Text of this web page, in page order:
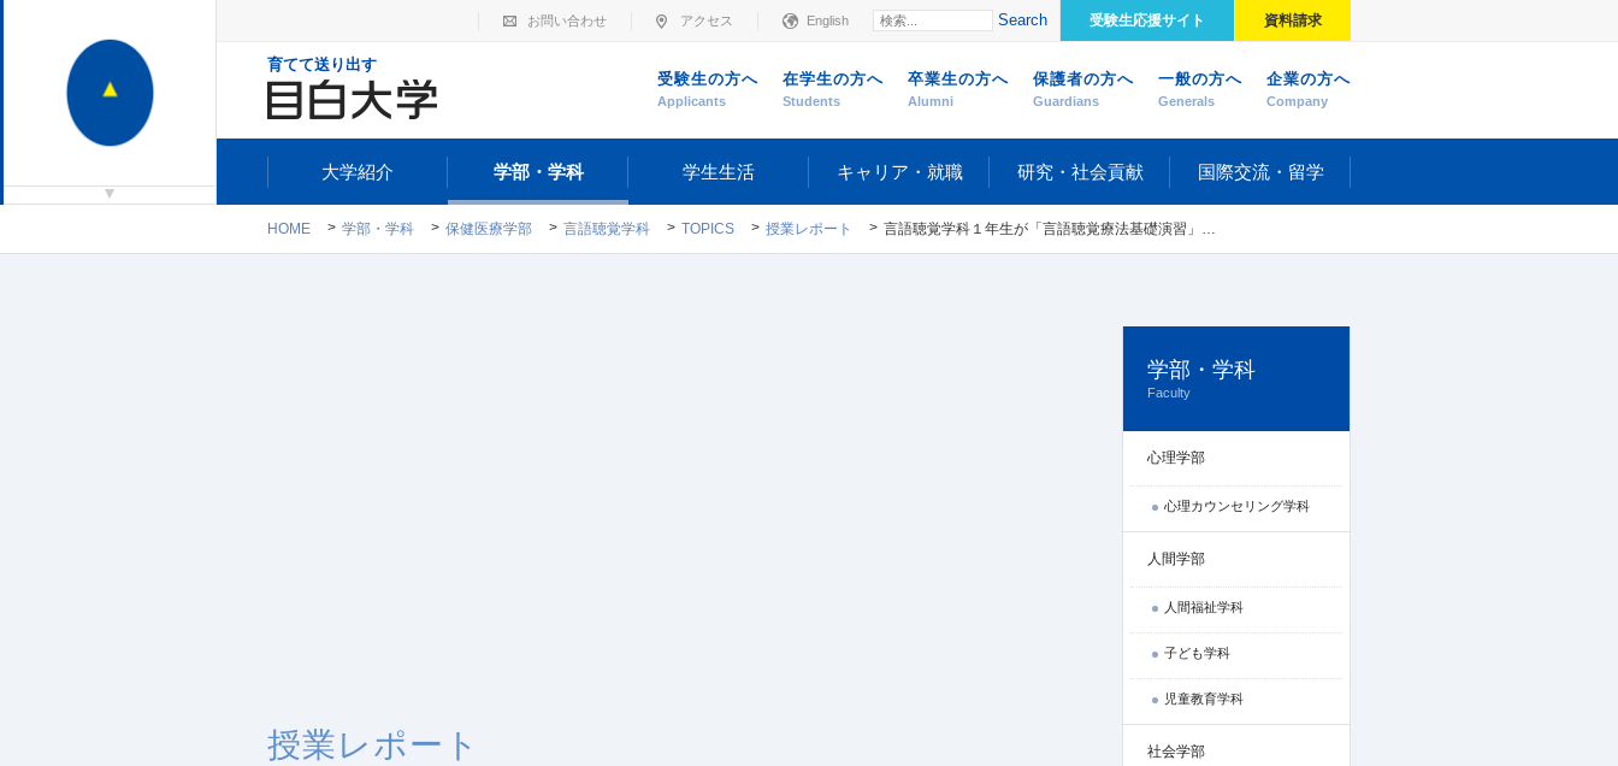
育てて送り出す
お問い合わせ アクセス English Search 受験生応援サイト 資料請求
受験生の方へ
Applicants
在学生の方へ
Students
卒業生の方へ
Alumni
保護者の方へ
Guardians
一般の方へ
Generals
企業の方へ
Company
大学紹介 学部・学科 学生生活 キャリア・就職 研究・社会貢献 国際交流・留学
HOME 学部・学科 保健医療学部 言語聴覚学科 TOPICS 授業レポート 言語聴覚学科１年生が「言語聴覚療法基礎演習」で卒業生の話を聞きました
授業レポート
学部・学科
Faculty
心理学部
心理カウンセリング学科
人間学部
人間福祉学科
子ども学科
児童教育学科
社会学部